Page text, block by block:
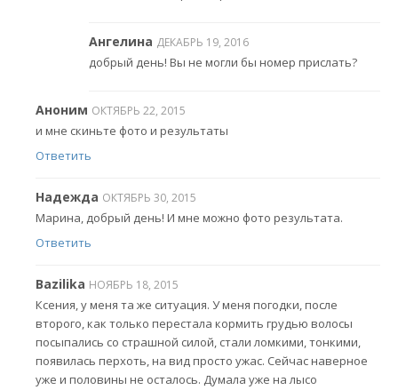
Ангелина ДЕКАБРЬ 19, 2016
добрый день! Вы не могли бы номер прислать?
Аноним ОКТЯБРЬ 22, 2015
и мне скиньте фото и результаты
Ответить
Надежда ОКТЯБРЬ 30, 2015
Марина, добрый день! И мне можно фото результата.
Ответить
Bazilika НОЯБРЬ 18, 2015
Ксения, у меня та же ситуация. У меня погодки, после
второго, как только перестала кормить грудью волосы
посыпались со страшной силой, стали ломкими, тонкими,
появилась перхоть, на вид просто ужас. Сейчас наверное
уже и половины не осталось. Думала уже на лысо